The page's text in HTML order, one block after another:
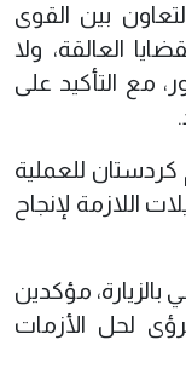
بين القوى
العالقة، ولا
مع التأكيد على
كردستان للعملية
اللازمة لإنجاح
بالزيارة، مؤكدين
لحل الأزمات